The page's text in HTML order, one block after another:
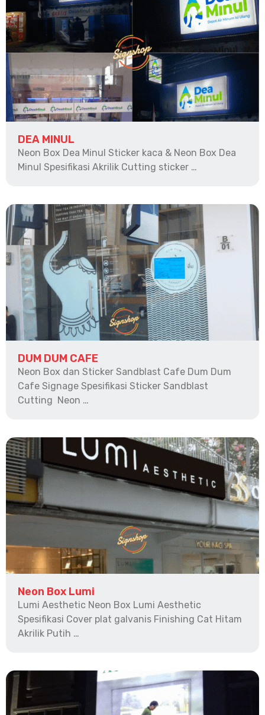
DEA MINUL
Neon Box Dea Minul Sticker kaca & Neon Box Dea
Minul Spesifikasi Akrilik Cutting sticker …
DUM DUM CAFE
Neon Box dan Sticker Sandblast Cafe Dum Dum
Cafe Signage Spesifikasi Sticker Sandblast
Cutting Neon …
Neon Box Lumi
Lumi Aesthetic Neon Box Lumi Aesthetic
Spesifikasi Cover plat galvanis Finishing Cat Hitam
Akrilik Putih …